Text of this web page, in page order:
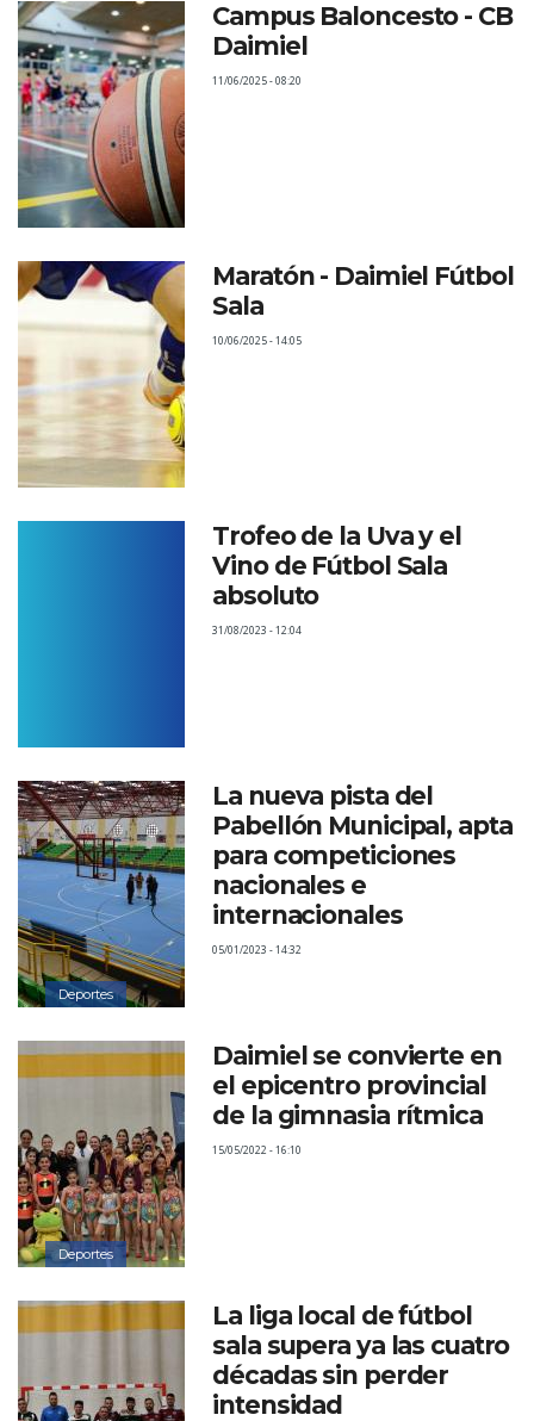
Campus Baloncesto - CB
Daimiel
11/06/2025 - 08:20
Maratón - Daimiel Fútbol
Sala
10/06/2025 - 14:05
Trofeo de la Uva y el
Vino de Fútbol Sala
absoluto
31/08/2023 - 12:04
Deportes
La nueva pista del
Pabellón Municipal, apta
para competiciones
nacionales e
internacionales
05/01/2023 - 14:32
Deportes
Daimiel se convierte en
el epicentro provincial
de la gimnasia rítmica
15/05/2022 - 16:10
La liga local de fútbol
sala supera ya las cuatro
décadas sin perder
intensidad